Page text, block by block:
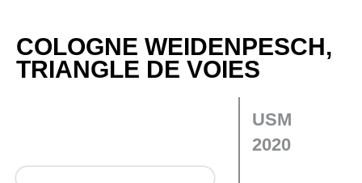
COLOGNE WEIDENPESCH,
TRIANGLE DE VOIES
USM
2020